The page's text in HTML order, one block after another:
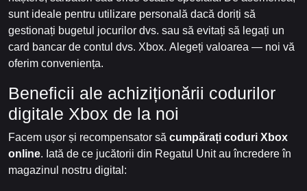
sunt ideale pentru utilizare personală dacă doriți să
gestionați bugetul jocurilor dvs. sau să evitați să legați un
card bancar de contul dvs. Xbox. Alegeți valoarea — noi vă
oferim conveniența.
Beneficii ale achiziționării codurilor
digitale Xbox de la noi
Facem ușor și recompensator să cumpărați coduri Xbox
online. Iată de ce jucătorii din Regatul Unit au încredere în
magazinul nostru digital: